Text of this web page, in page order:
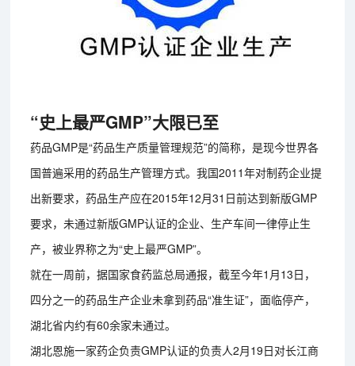
“史上最严GMP”大限已至
药品GMP是“药品生产质量管理规范”的简称，是现今世界各
国普遍采用的药品生产管理方式。我国2011年对制药企业提
出新要求，药品生产应在2015年12月31日前达到新版GMP
要求，未通过新版GMP认证的企业、生产车间一律停止生
产，被业界称之为“史上最严GMP”。
就在一周前，据国家食药监总局通报，截至今年1月13日，
四分之一的药品生产企业未拿到药品“准生证”，面临停产，
湖北省内约有60余家未通过。
湖北恩施一家药企负责GMP认证的负责人2月19日对长江商